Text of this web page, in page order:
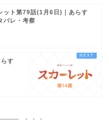
ット第79話(1月6日)｜あらす
バレ・考察
す